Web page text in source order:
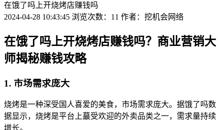
在饿了吗上开烧烤店赚钱吗
2024-04-28 10:43:45 浏览次数：11 作者：挖机会网络
在饿了吗上开烧烤店赚钱吗？商业营销大
师揭秘赚钱攻略
1. 市场需求庞大
烧烤是一种深受国人喜爱的美食，市场需求庞大。据饿了吗数
据显示，烧烤是平台上蕞受欢迎的外卖品类之一，需求量持续
增长。